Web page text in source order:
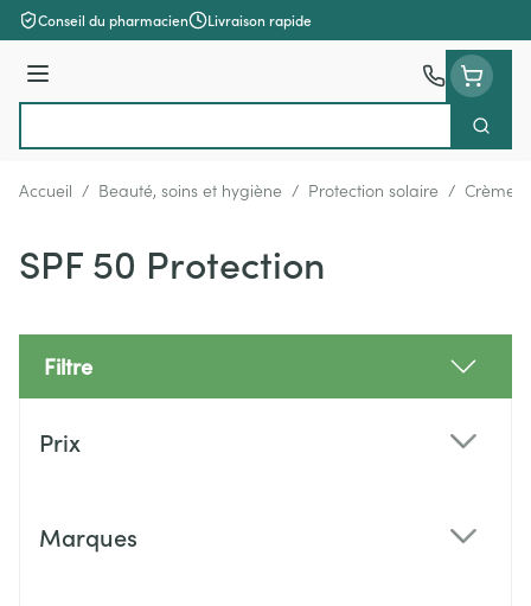
Aller au contenu
Conseil du pharmacien Livraison rapide
Menu
Accueil / Beauté, soins et hygiène / Protection solaire / Crèmes
SPF 50 Protection
Filtre
Prix
Marques